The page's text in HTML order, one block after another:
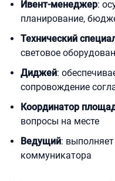
Ивент-менеджер:
планирование,
Технический
световое
Диджей:
сопровождение
Координатор
вопросы на месте
Ведущий:
коммуникатора